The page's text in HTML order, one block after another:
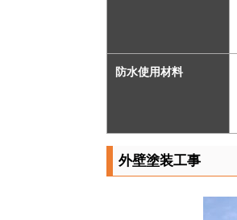
防水使用材料
外壁塗装工事